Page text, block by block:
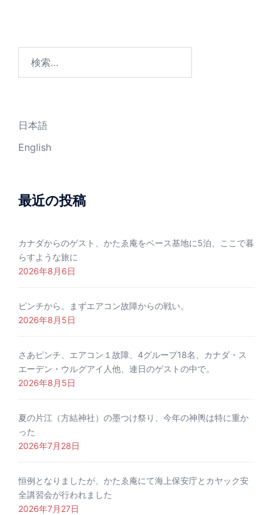
日本語
English
最近の投稿
カナダからのゲスト、かたゑ庵をベース基地に5泊、ここで暮
らすような旅に
2026年8月6日
ピンチから。まずエアコン故障からの戦い。
2026年8月5日
さあピンチ、エアコン１故障、4グループ18名、カナダ・ス
エーデン・ウルグアイ人他、連日のゲストの中で。
2026年8月5日
夏の片江（方結神社）の墨つけ祭り、今年の神輿は特に重か
った
2026年7月28日
恒例となりましたが、かたゑ庵にて海上保安庁とカヤック安
全講習会が行われました
2026年7月27日